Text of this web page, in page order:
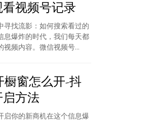
视频号记录
寻找流影：如何搜索看过的
息爆炸的时代，我们每天都
视频内容。微信视频号...
橱窗怎么开-抖
方法
启你的新商机在这个信息爆